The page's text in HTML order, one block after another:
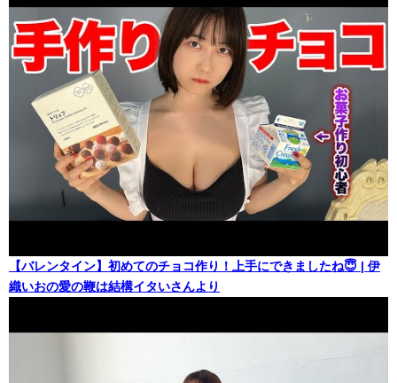
【バレンタイン】初めてのチョコ作り！上手にできましたね😇 | 伊
織いおの愛の鞭は結構イタいさんより